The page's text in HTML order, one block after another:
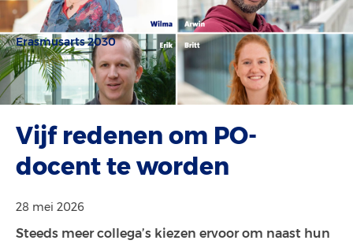
Erasmusarts 2030
Vijf redenen om PO-
docent te worden
28 mei 2026
Steeds meer collega’s kiezen ervoor om naast hun